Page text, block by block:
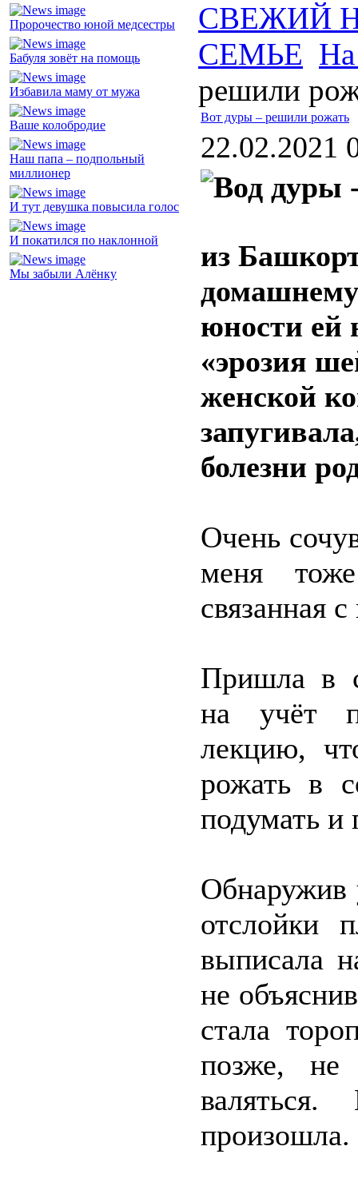
Пророчество юной медсестры
Бабуля зовёт на помощь
Избавила маму от мужа
Ваше колобродие
Наш папа – подпольный
миллионер
И тут девушка повысила голос
И покатился по наклонной
Мы забыли Алёнку
СВЕЖИЙ
СЕМЬЕ На
решили
Вот дуры – решили рожать
22.02.2021
из
юности ей
«эрозия
женской
болезни
Очень
меня
связанная
Пришла в
на учёт
лекцию,
рожать в
подумать и
Обнаружив
отслойки
выписала
не
стала
позже, не
произошла.